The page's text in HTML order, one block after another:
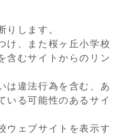
りします。
け、また桜ヶ丘小学校
含むサイトからのリン
は違法行為を含む、あ
いる可能性のあるサイ
ウェブサイトを表示す